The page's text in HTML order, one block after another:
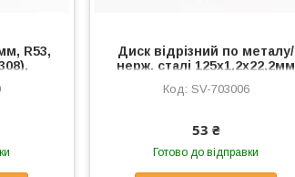
R53,
Диск відрізний по металу/
нерж. сталі 125x1,2x22,2мм
матеріали, SV-703006
SV-703006
53 ₴
Готово до відправки